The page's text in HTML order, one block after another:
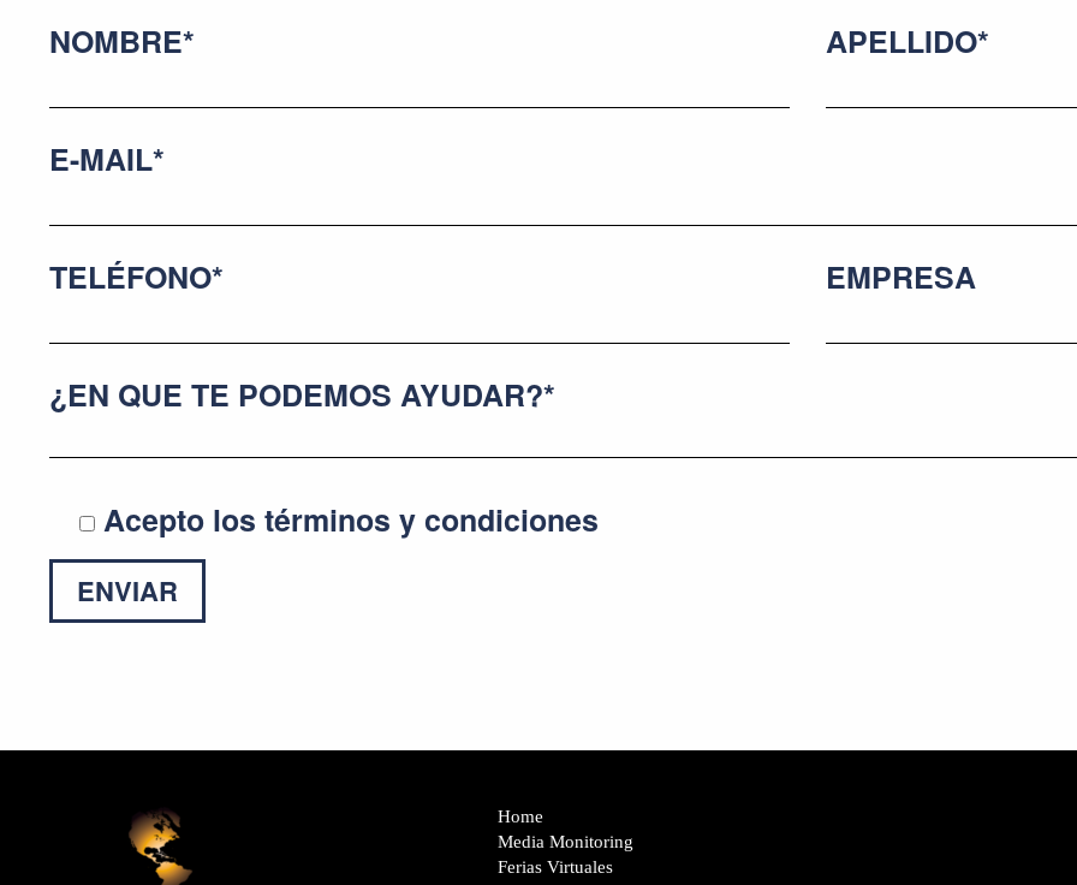
NOMBRE* APELLIDO*
E-MAIL*
TELÉFONO* EMPRESA
¿EN QUE TE PODEMOS AYUDAR?*
Acepto los términos y condiciones
Home
Media Monitoring
Ferias Virtuales